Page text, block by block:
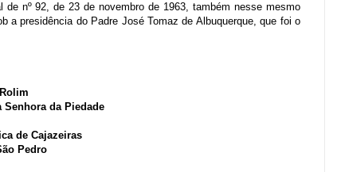
nº 92, de 23 de novembro de 1963, também nesse mesmo
a presidência do Padre José Tomaz de Albuquerque, que foi o
Senhora da Piedade
de Cajazeiras
Pedro